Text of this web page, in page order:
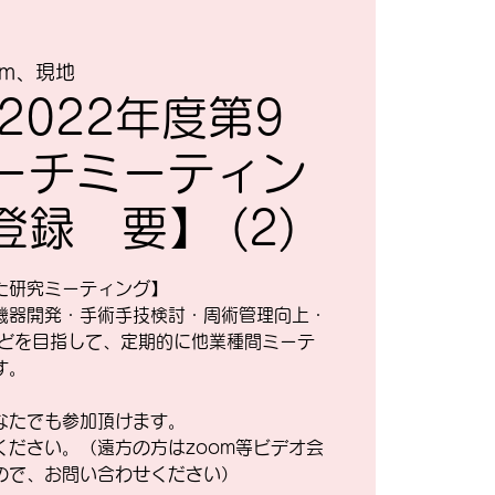
、現地
年度第9
チミーティン
録 要】 (2)
研究ミーティング】
開発・手術手技検討・周術管理向上・
目指して、定期的に他業種間ミーテ
でも参加頂けます。
さい。（遠方の方はzoom等ビデオ会
、お問い合わせください）